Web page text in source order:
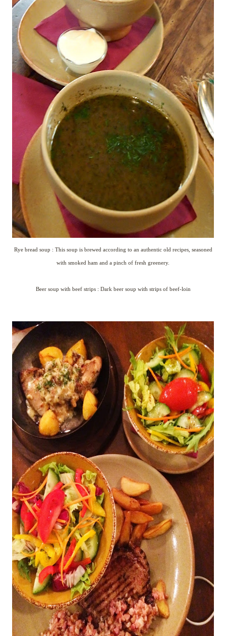
Rye bread soup : This soup is brewed according to an authentic old recipes, seasoned
with smoked ham and a pinch of fresh greenery.
Beer soup with beef strips : Dark beer soup with strips of beef-loin